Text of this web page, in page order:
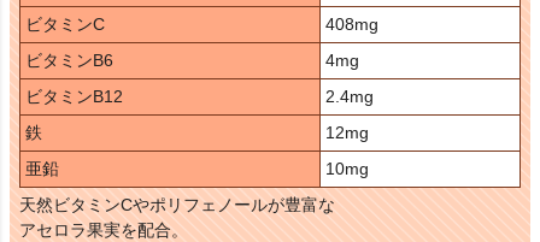
ビタミンC
408mg
ビタミンB6
4mg
ビタミンB12
2.4mg
鉄
12mg
亜鉛
10mg
天然ビタミンCやポリフェノールが豊富な
アセロラ果実を配合。